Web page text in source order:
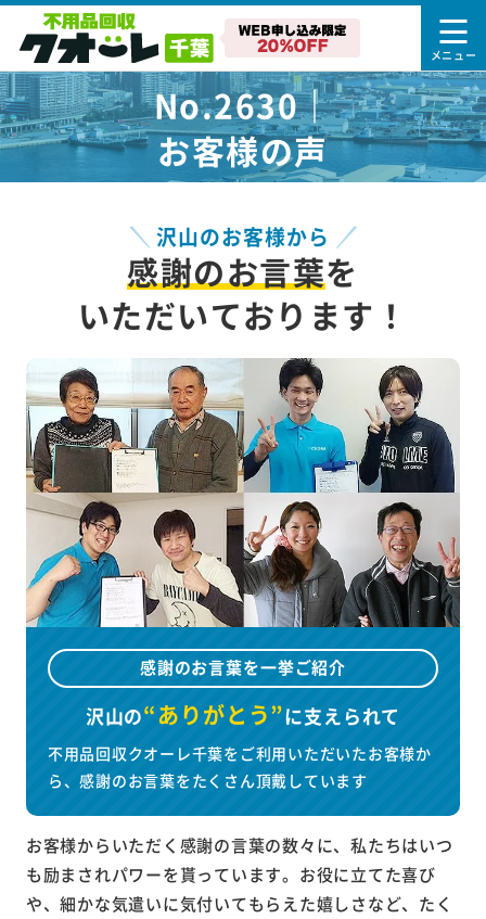
No.2630｜
お客様の声
沢山のお客様から
感謝のお言葉を
いただいております！
感謝のお言葉を一挙ご紹介
沢山の“ありがとう”に支えられて
不用品回収クオーレ千葉をご利用いただいたお客様か
ら、感謝のお言葉をたくさん頂戴しています
お客様からいただく感謝の言葉の数々に、私たちはいつ
も励まされパワーを貰っています。お役に立てた喜び
や、細かな気遣いに気付いてもらえた嬉しさなど、たく